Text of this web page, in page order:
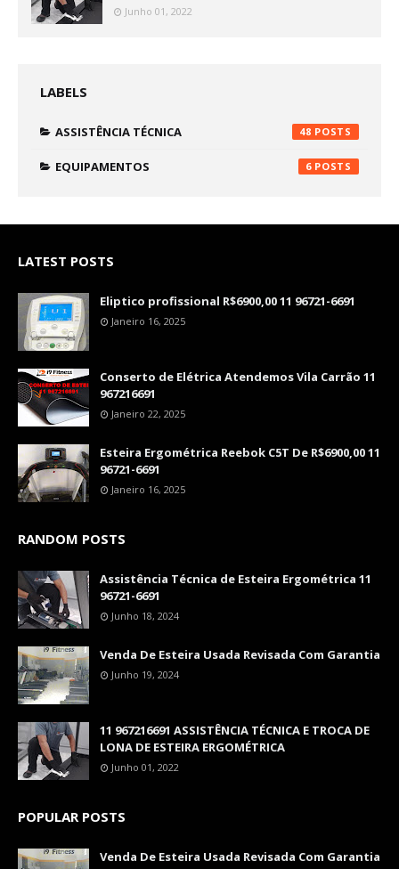
Junho 01, 2022
LABELS
ASSISTÊNCIA TÉCNICA 48
EQUIPAMENTOS 6
LATEST POSTS
Eliptico profissional R$6900,00 11 96721-6691
Janeiro 16, 2025
Conserto de Elétrica Atendemos Vila Carrão 11
967216691
Janeiro 22, 2025
Esteira Ergométrica Reebok C5T De R$6900,00 11
96721-6691
Janeiro 16, 2025
RANDOM POSTS
Assistência Técnica de Esteira Ergométrica 11
96721-6691
Junho 18, 2024
Venda De Esteira Usada Revisada Com Garantia
Junho 19, 2024
11 967216691 ASSISTÊNCIA TÉCNICA E TROCA DE
LONA DE ESTEIRA ERGOMÉTRICA
Junho 01, 2022
POPULAR POSTS
Venda De Esteira Usada Revisada Com Garantia